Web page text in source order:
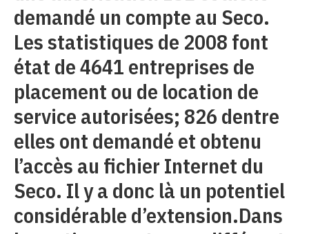
demandé un compte au Seco.
Les statistiques de 2008 font
état de 4641 entreprises de
placement ou de location de
service autorisées; 826 dentre
elles ont demandé et obtenu
l’accès au fichier Internet du
Seco. Il y a donc là un potentiel
considérable d’extension.Dans